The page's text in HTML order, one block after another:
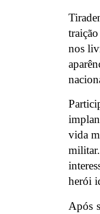
nos
vida
herói
Após